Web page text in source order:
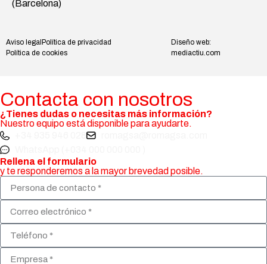
(Barcelona)
Aviso legal Política de privacidad
Política de cookies
Diseño web:
mediactiu.com
Contacta con nosotros
¿Tienes dudas o necesitas más información?
Nuestro equipo está disponible para ayudarte.
Rellena el formulario
y te responderemos a la mayor brevedad posible.